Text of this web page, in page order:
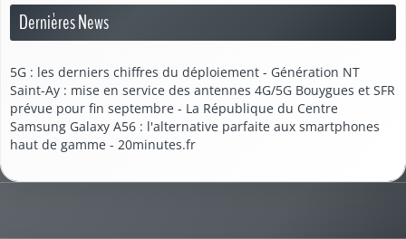
Dernières News
5G : les derniers chiffres du déploiement - Génération NT
Saint-Ay : mise en service des antennes 4G/5G Bouygues et SFR
prévue pour fin septembre - La République du Centre
Samsung Galaxy A56 : l'alternative parfaite aux smartphones
haut de gamme - 20minutes.fr